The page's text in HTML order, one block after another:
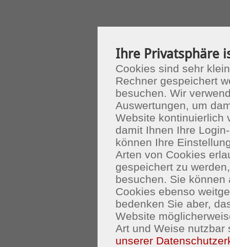
Ihre Privatsphäre
Cookies sind sehr
Rechner gespeichert
besuchen. Wir
Auswertungen, um
Website kontinuierlich
damit Ihnen Ihre
können Ihre
Arten von Cookies
gespeichert zu
besuchen. Sie
Cookies ebenso
bedenken Sie aber,
Website
Art und Weise nutzbar
unserer